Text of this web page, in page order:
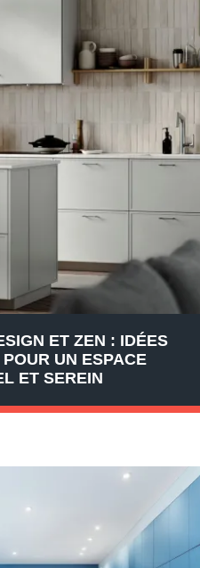
ET ZEN : IDÉES
UN ESPACE
ET SEREIN